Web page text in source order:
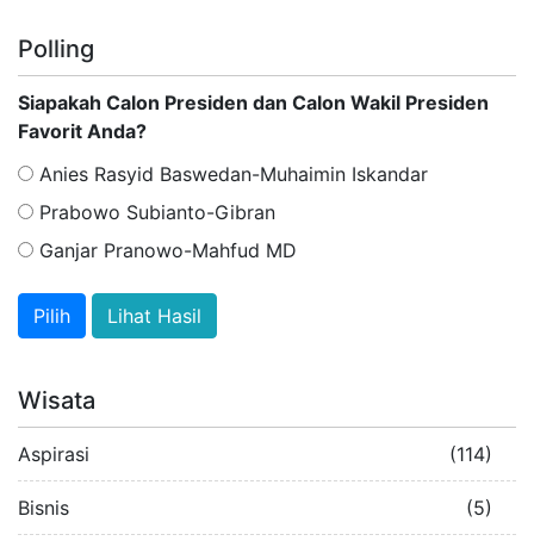
Polling
Siapakah Calon Presiden dan Calon Wakil Presiden
Favorit Anda?
Anies Rasyid Baswedan-Muhaimin Iskandar
Prabowo Subianto-Gibran
Ganjar Pranowo-Mahfud MD
Lihat Hasil
Wisata
Aspirasi (114)
Bisnis (5)